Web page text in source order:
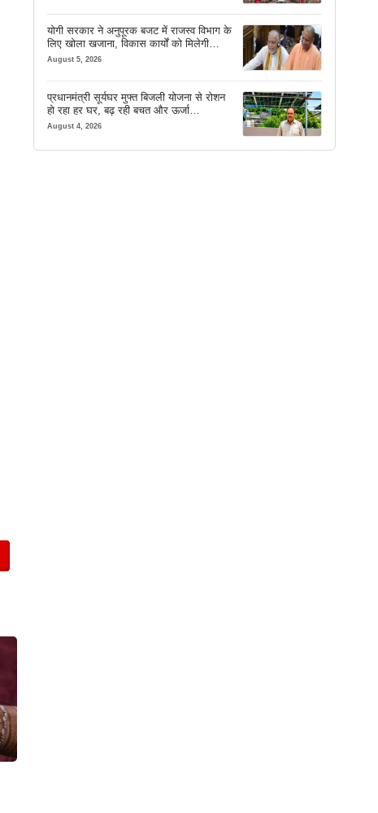
योगी सरकार ने अनुपूरक बजट में राजस्व विभाग के
लिए खोला खजाना, विकास कार्यों को मिलेगी
रफ्तार
August 5, 2026
प्रधानमंत्री सूर्यघर मुफ्त बिजली योजना से रोशन
हो रहा हर घर, बढ़ रही बचत और ऊर्जा
आत्मनिर्भरता
August 4, 2026